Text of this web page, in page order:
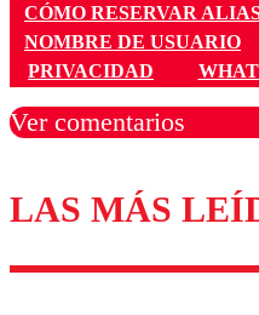
CÓMO RESERVAR
NOMBRE DE USUARIO
PRIVACIDAD
Ver comentarios
Los comentarios son
diálogo
Nombre
LAS MÁS